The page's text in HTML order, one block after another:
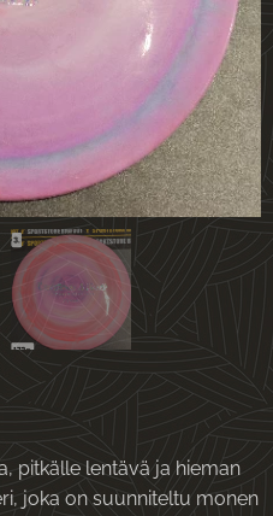
pitkälle lentävä ja hieman
joka on suunniteltu monen